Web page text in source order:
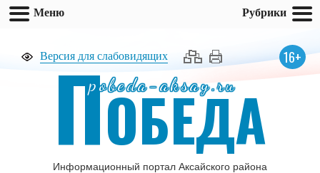
Версия для слабовидящих 16+
pobeda-aksay.ru
ПОБЕДА
Информационный портал Аксайского района
Меню Рубрики